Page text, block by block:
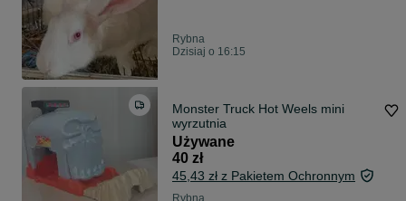
Rybna
Dzisiaj o 16:15
Monster Truck Hot Weels mini
wyrzutnia
Używane
40 zł
45,43 zł z Pakietem Ochronnym